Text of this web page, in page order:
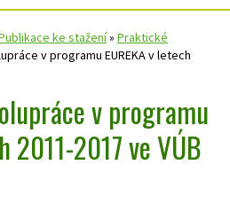
ke stažení» Praktické
v programu EUREKA v letech
v programu
2011-2017 ve VÚB